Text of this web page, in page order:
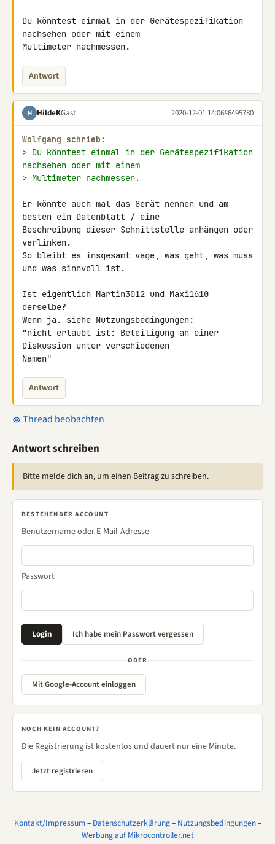
Du könntest einmal in der Gerätespezifikation
nachsehen oder mit einem
Multimeter nachmessen.
Antwort
H HildeKGast 2020-12-01 14:06#6495780
Wolfgang schrieb:
> Du könntest einmal in der Gerätespezifikation
nachsehen oder mit einem
> Multimeter nachmessen.
Er könnte auch mal das Gerät nennen und am
besten ein Datenblatt / eine
Beschreibung dieser Schnittstelle anhängen oder
verlinken.
So bleibt es insgesamt vage, was geht, was muss
und was sinnvoll ist.
Ist eigentlich Martin3012 und Maxi1610
derselbe?
Wenn ja. siehe Nutzungsbedingungen:
"nicht erlaubt ist: Beteiligung an einer
Diskussion unter verschiedenen
Namen"
Antwort
Thread beobachten
Antwort schreiben
Bitte melde dich an, um einen Beitrag zu schreiben.
BESTEHENDER ACCOUNT
Benutzername oder E-Mail-Adresse
Passwort
ODER
Mit Google-Account einloggen
NOCH KEIN ACCOUNT?
Die Registrierung ist kostenlos und dauert nur eine Minute.
Jetzt registrieren
Kontakt/Impressum– Datenschutzerklärung– Nutzungsbedingungen–
Werbung auf Mikrocontroller.net